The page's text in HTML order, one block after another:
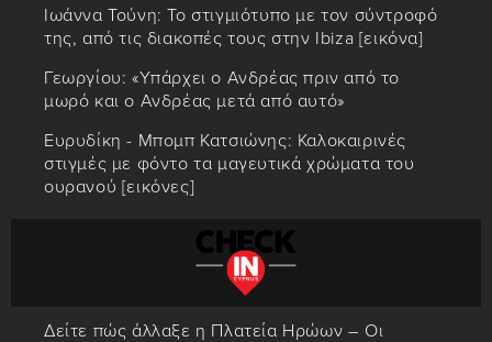
Ιωάννα Τούνη: Το στιγμιότυπο με τον σύντροφό
της, από τις διακοπές τους στην Ibiza [εικόνα]
Γεωργίου: «Υπάρχει ο Ανδρέας πριν από το
μωρό και ο Ανδρέας μετά από αυτό»
Ευρυδίκη - Μπομπ Κατσιώνης: Καλοκαιρινές
στιγμές με φόντο τα μαγευτικά χρώματα του
ουρανού [εικόνες]
Δείτε πώς άλλαξε η Πλατεία Ηρώων – Οι